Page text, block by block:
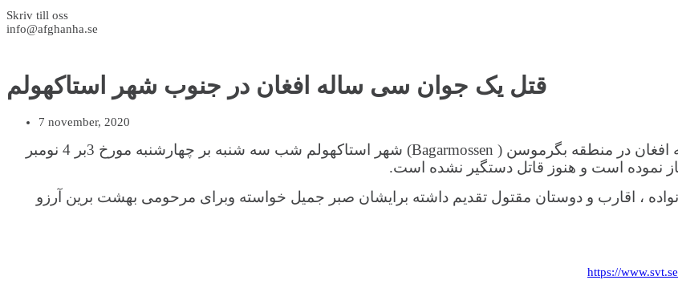
Skriv till oss
info@afghanha.se
قتل یک جوان سی ساله افغان در جنوب شهر استاکهولم
7 november, 2020
با درد و تاسف فراوان اطلاع بدست آوردیم که یک جوان سی ساله افغان در منطقه بگرموسن ( Bagarmossen) شهر استاکهولم شب سه شنبه بر چهارشنبه مورخ 3بر 4 نومبر
نموده است و هنوز قاتل دستگیر نشده است.
، اقارب و دوستان مقتول تقدیم داشته برایشان صبر جمیل خواسته وبرای مرحومی بهشت برین آرزو
https://